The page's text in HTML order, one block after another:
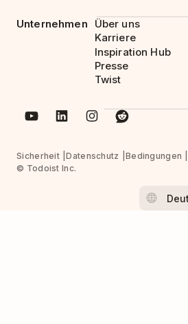
Unternehmen
Über uns
Karriere
Inspiration Hub
Presse
Twist
Sicherheit Datenschutz Bedingungen
© Todoist Inc.